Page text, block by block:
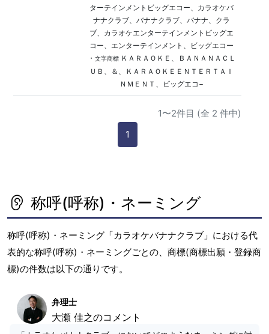
ターテインメントビッグエコー、カラオケバ
ナナクラブ、バナナクラブ、バナナ、クラ
ブ、カラオケエンターテインメントビッグエ
コー、エンターテインメント、ビッグエコー
・ 文字商標ＫＡＲＡＯＫＥ、ＢＡＮＡＮＡＣＬ
ＵＢ、＆、ＫＡＲＡＯＫＥＥＮＴＥＲＴＡＩ
ＮＭＥＮＴ、ビッグエコ−
1〜2件目 (全 2 件中)
1
称呼(呼称)・ネーミング
称呼(呼称)・ネーミング「カラオケバナナクラブ」における代
表的な称呼(呼称)・ネーミングごとの、商標(商標出願・登録商
標)の件数は以下の通りです。
弁理士
大瀬 佳之のコメント